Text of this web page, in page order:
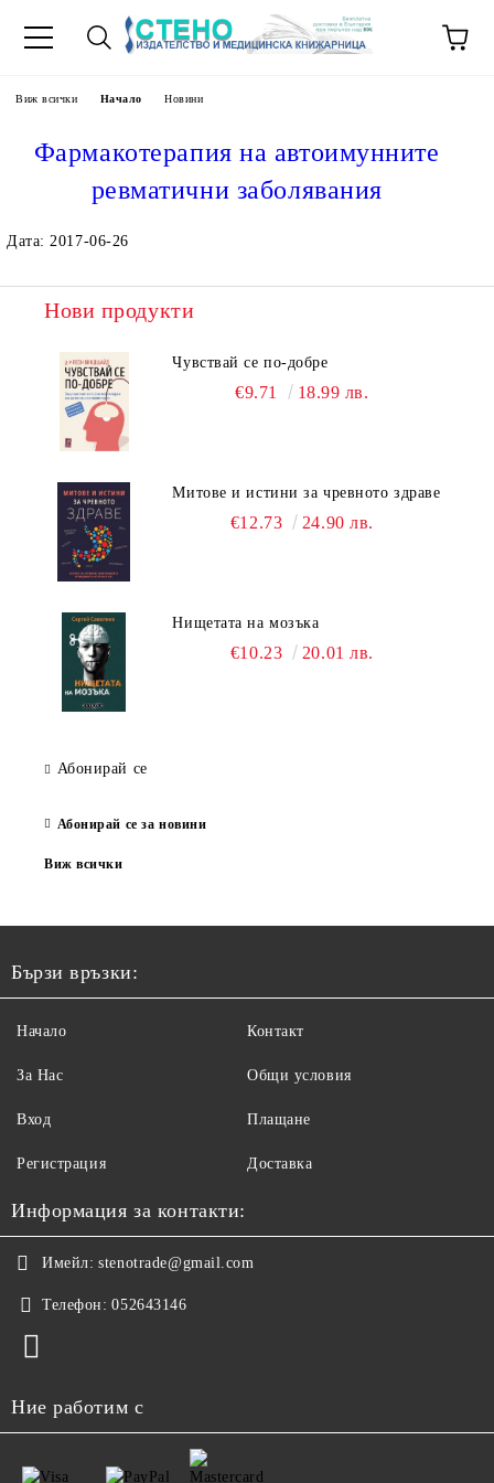
Виж всички Начало Новини
Фармакотерапия на автоимунните
ревматични заболявания
Дата: 2017-06-26
Нови продукти
Чувствай се по-добре
€9.71 18.99 лв.
Митове и истини за чревното здраве
€12.73 24.90 лв.
Нищетата на мозъка
€10.23 20.01 лв.
Абонирай се
Абонирай се за новини
Виж всички
Бързи връзки:
Начало
За Нас
Вход
Регистрация
Контакт
Общи условия
Плащане
Доставка
Информация за контакти:
Имейл: stenotrade@gmail.com
Телефон: 052643146
Ние работим с